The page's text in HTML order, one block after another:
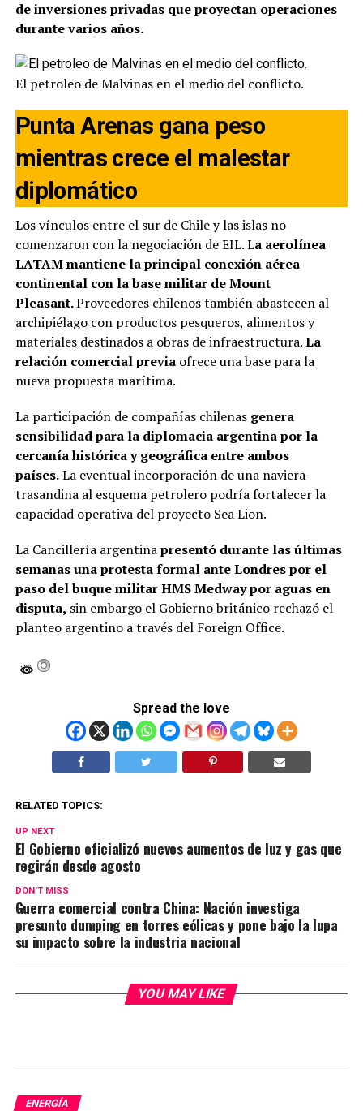
de inversiones privadas que proyectan operaciones
durante varios años.
El petroleo de Malvinas en el medio del conflicto.
Punta Arenas gana peso
mientras crece el malestar
diplomático
Los vínculos entre el sur de Chile y las islas no
comenzaron con la negociación de EIL. La aerolínea
LATAM mantiene la principal conexión aérea
continental con la base militar de Mount
Pleasant.Proveedores chilenos también abastecen al
archipiélago con productos pesqueros, alimentos y
materiales destinados a obras de infraestructura.La
relación comercial previaofrece una base para la
nueva propuesta marítima.
La participación de compañías chilenasgenera
sensibilidad para la diplomacia argentina por la
cercanía histórica y geográfica entre ambos
países.La eventual incorporación de una naviera
trasandina al esquema petrolero podría fortalecer la
capacidad operativa del proyecto Sea Lion.
La Cancillería argentinapresentó durante las últimas
semanas una protesta formal ante Londres por el
paso del buque militar HMS Medway por aguas en
disputa, sin embargo el Gobierno británico rechazó el
planteo argentino a través del Foreign Office.
Spread the love
RELATED TOPICS:
UP NEXT
El Gobierno oficializó nuevos aumentos de luz y gas que
regirán desde agosto
DON'T MISS
Guerra comercial contra China: Nación investiga
presunto dumping en torres eólicas y pone bajo la lupa
su impacto sobre la industria nacional
YOU MAY LIKE
ENERGÍA